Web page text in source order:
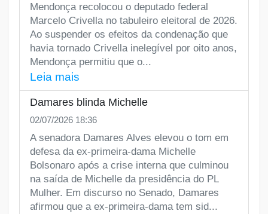
Mendonça recolocou o deputado federal
Marcelo Crivella no tabuleiro eleitoral de 2026.
Ao suspender os efeitos da condenação que
havia tornado Crivella inelegível por oito anos,
Mendonça permitiu que o...
Leia mais
Damares blinda Michelle
02/07/2026 18:36
A senadora Damares Alves elevou o tom em
defesa da ex-primeira-dama Michelle
Bolsonaro após a crise interna que culminou
na saída de Michelle da presidência do PL
Mulher. Em discurso no Senado, Damares
afirmou que a ex-primeira-dama tem sid...